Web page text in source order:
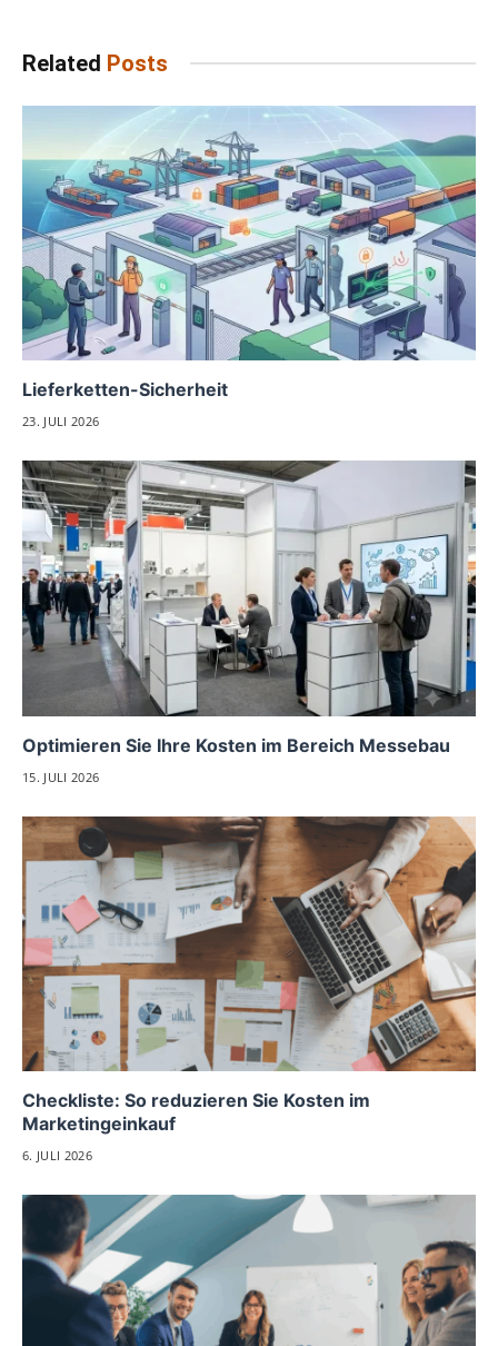
Related Posts
Lieferketten-Sicherheit
23. JULI 2026
Optimieren Sie Ihre Kosten im Bereich Messebau
15. JULI 2026
Checkliste: So reduzieren Sie Kosten im
Marketingeinkauf
6. JULI 2026